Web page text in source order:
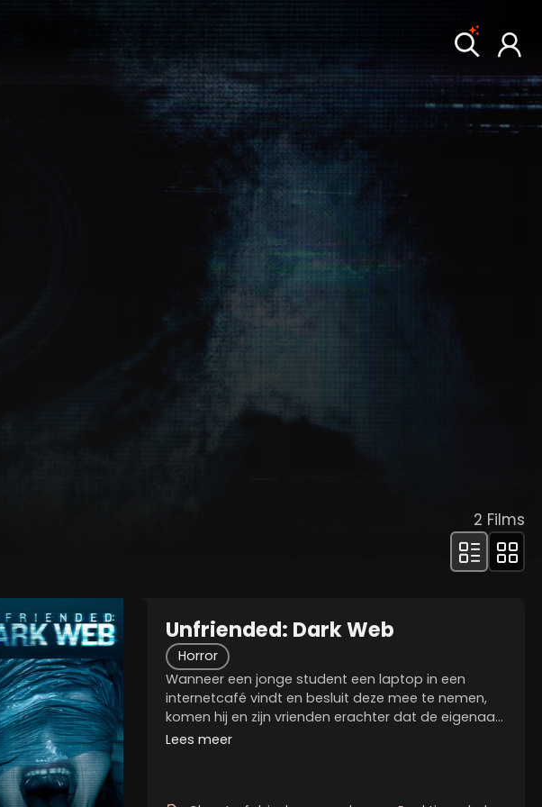
2 Films
Unfriended: Dark Web
Horror
Wanneer een jonge student een laptop in een
internetcafé vindt en besluit deze mee te nemen,
komen hij en zijn vrienden erachter dat de eigenaar
van de laptop verborgen files op zijn computer
Lees meer